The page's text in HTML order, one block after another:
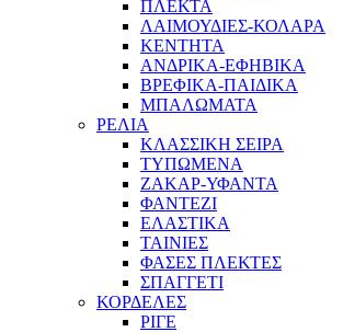
ΠΛΕΚΤΑ
ΛΑΙΜΟΥΔΙΕΣ-ΚΟΛΑΡΑ
ΚΕΝΤΗΤΑ
ΑΝΔΡΙΚΑ-ΕΦΗΒΙΚΑ
ΒΡΕΦΙΚΑ-ΠΑΙΔΙΚΑ
ΜΠΑΛΩΜΑΤΑ
ΡΕΛΙΑ
ΚΛΑΣΣΙΚΗ ΣΕΙΡΑ
ΤΥΠΩΜΕΝΑ
ΖΑΚΑΡ-ΥΦΑΝΤΑ
ΦΑΝΤΕΖΙ
ΕΛΑΣΤΙΚΑ
ΤΑΙΝΙΕΣ
ΦΑΣΕΣ ΠΛΕΚΤΕΣ
ΣΠΑΓΓΕΤΙ
ΚΟΡΔΕΛΕΣ
ΡΙΓΕ